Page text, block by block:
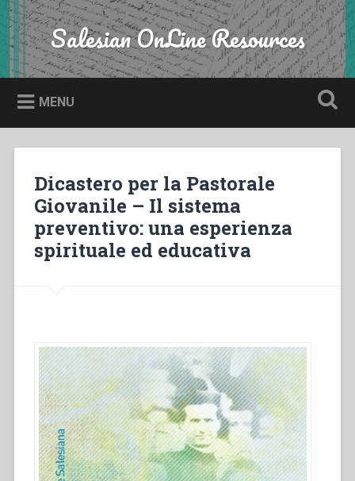
Skip
to
content
Search Salesian OnLine Resources
MENU
Dicastero per la Pastorale
Giovanile – Il sistema
preventivo: una esperienza
spirituale ed educativa